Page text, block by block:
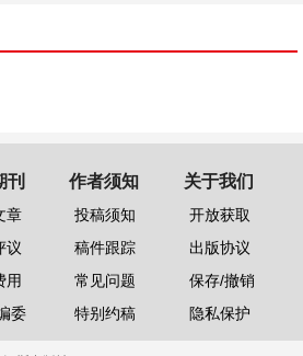
刊
章
议
用
委
作者须知
投稿须知
稿件跟踪
常见问题
特别约稿
关于我们
开放获取
出版协议
保存/撤销
隐私保护